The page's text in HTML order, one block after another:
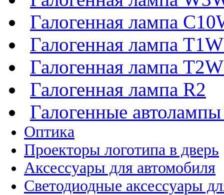
Галогенная лампа
Галогенная лампа
Галогенная лампа
Галогенная лампа R2
Галогенные
Оптика
Проекторы логотипа в дверь
Аксессуары для автомобиля
Светодиодные аксессуары